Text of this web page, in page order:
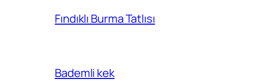
Fındıklı Burma Tatlısı
Bademli kek